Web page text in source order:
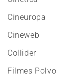
Cineuropa
Cineweb
Collider
Filmes Polvo